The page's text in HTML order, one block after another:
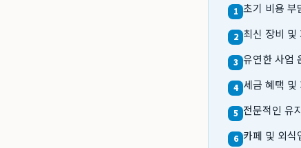
1 초기 비용 부
2 최신 장비 및
3 유연한 사업
4 세금 혜택 및
5 전문적인 유
6 카페 및 외식